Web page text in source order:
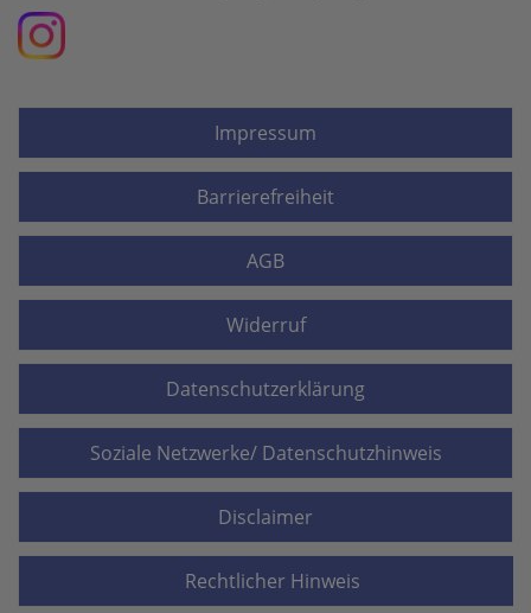
Impressum
Barrierefreiheit
AGB
Widerruf
Datenschutzerklärung
Soziale Netzwerke/ Datenschutzhinweis
Disclaimer
Rechtlicher Hinweis